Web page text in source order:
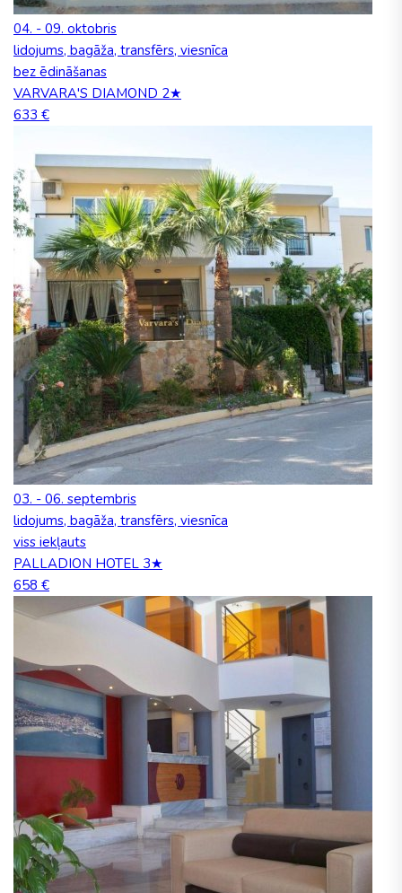
04. - 09. oktobris
lidojums, bagāža, transfērs, viesnīca
bez ēdināšanas
VARVARA'S DIAMOND 2★
633 €
03. - 06. septembris
lidojums, bagāža, transfērs, viesnīca
viss iekļauts
PALLADION HOTEL 3★
658 €